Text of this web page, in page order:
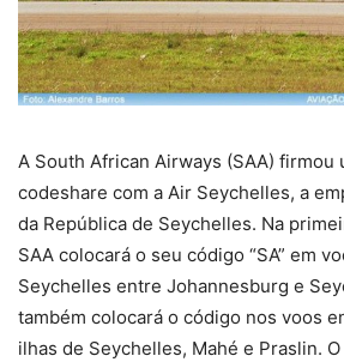
A South African Airways (SAA) firmou
codeshare com a Air Seychelles, a
da República de Seychelles. Na
SAA colocará o seu código “SA” em
Seychelles entre Johannesburg e
também colocará o código nos voos
ilhas de Seychelles, Mahé e Praslin.